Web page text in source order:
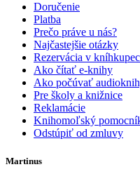
Doručenie
Platba
Prečo práve u nás?
Najčastejšie otázky
Rezervácia v
Ako čítať e-knihy
Ako počúvať
Pre školy a knižnice
Reklamácie
Knihomoľský
Odstúpiť od zmluvy
Martinus